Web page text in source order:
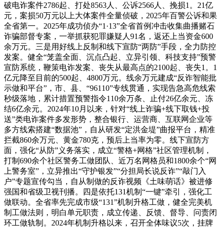
破电诈案件2786起、打处8563人、公诉2566人、挽损1。21亿
元，案损50万元以上大体案件全量侦破，2025年百警公诉和果
全省第一。2025年成功侦办“1·13”全省首例冲击收集曲播赌石
诈骗部督专案，一举抓获犯罪嫌疑人91名，返还上当资金600
余万元。三是用好线上反制和线下宣防“两防”手段，全力防控
发案。健全“笼盖全面、沉点凸起、立异引领、科技支持”预警
宣防系统，鞭策电诈发案、丧失从最高点的2100起、丧失1。1
亿元降至目前的500起、4800万元。线余万元建成“反诈智能批
示做和平台”，市、县、“96110”专线贯通，实现告急高危线索
秒级落地，累计措置预警指令110余万条、止付26亿余元、冻
结6亿余元。2024年10月以来，针对“线上诈骗+线下取钱+投
送”类电诈案件多发形势，整合银行、运营商、互联网企业等
多方线索搭建“数据池”，自从研发“定洪金堤”曲报平台，精准
拦截860余万元、黄金780克，预后上当率为零。线下宣防方
面，强化“从防”义务落实，成立“警格+网格”社区管理机制，
打制690余个社区警务工做团队、近万名网格员和1800余个“网
上警务室”，立异推出“守护银发”“分担局长说反诈”“敲门入
户”专题宣传勾当，自从制做的反诈视频《土味萌话》被进修
强国和省级卫视刊播。四是依托131机制“一键”牵引，强化工
做联动。全省率先完成市级“131”机制升格工做，健全完美机
制工做法则，明白单元职责，成立传递、反馈、督导、问责闭
环工做轨制。2024年机制升格以来，召开全体味议5次，挂牌